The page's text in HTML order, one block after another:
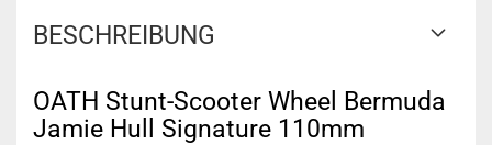
BESCHREIBUNG
OATH Stunt-Scooter Wheel Bermuda
Jamie Hull Signature 110mm